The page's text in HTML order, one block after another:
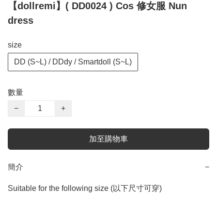
【dollremi】( DD0024 ) Cos 修女服 Nun
dress
size
DD (S~L) / DDdy / Smartdoll (S~L)
數量
−
+
加至購物車
簡介 −
Suitable for the following size (以下尺寸可穿)